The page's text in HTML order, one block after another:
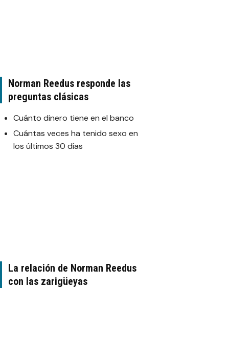
Norman Reedus responde las
preguntas clásicas
Cuánto dinero tiene en el banco
Cuántas veces ha tenido sexo en
los últimos 30 días
La relación de Norman Reedus
con las zarigüeyas